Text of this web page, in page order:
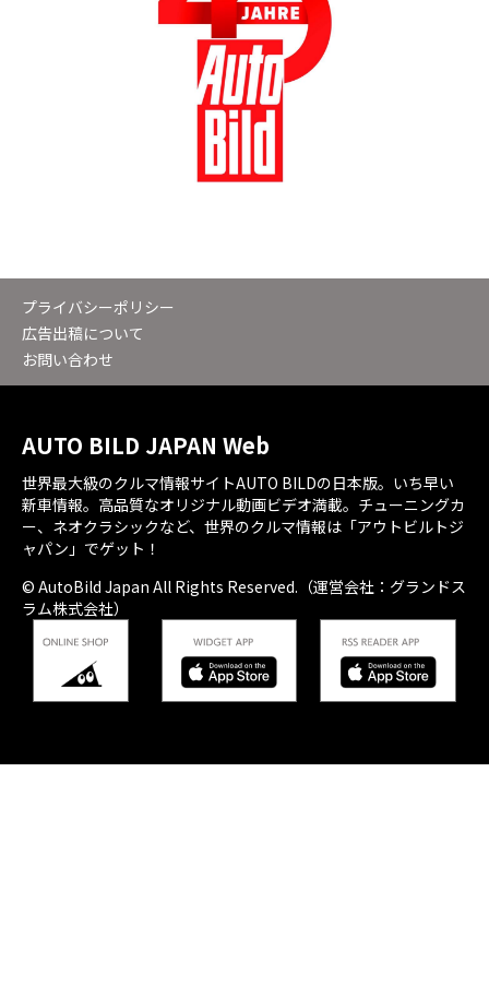
プライバシーポリシー
広告出稿について
お問い合わせ
AUTO BILD JAPAN Web
世界最大級のクルマ情報サイトAUTO BILDの日本版。いち早い
新車情報。高品質なオリジナル動画ビデオ満載。チューニングカ
ー、ネオクラシックなど、世界のクルマ情報は「アウトビルトジ
ャパン」でゲット！
© AutoBild Japan All Rights Reserved.（運営会社：グランドス
ラム株式会社）